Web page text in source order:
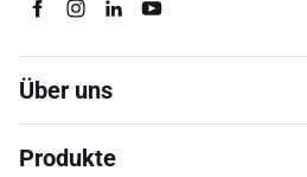
Über uns
Produkte